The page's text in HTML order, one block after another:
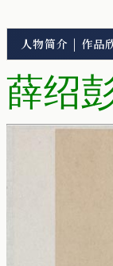
人物简介 | 作品
薛绍